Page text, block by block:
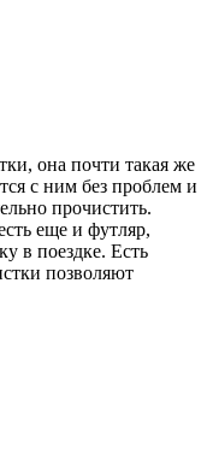
она почти такая же
с ним без проблем и
прочистить.
еще и футляр,
в поездке. Есть
позволяют